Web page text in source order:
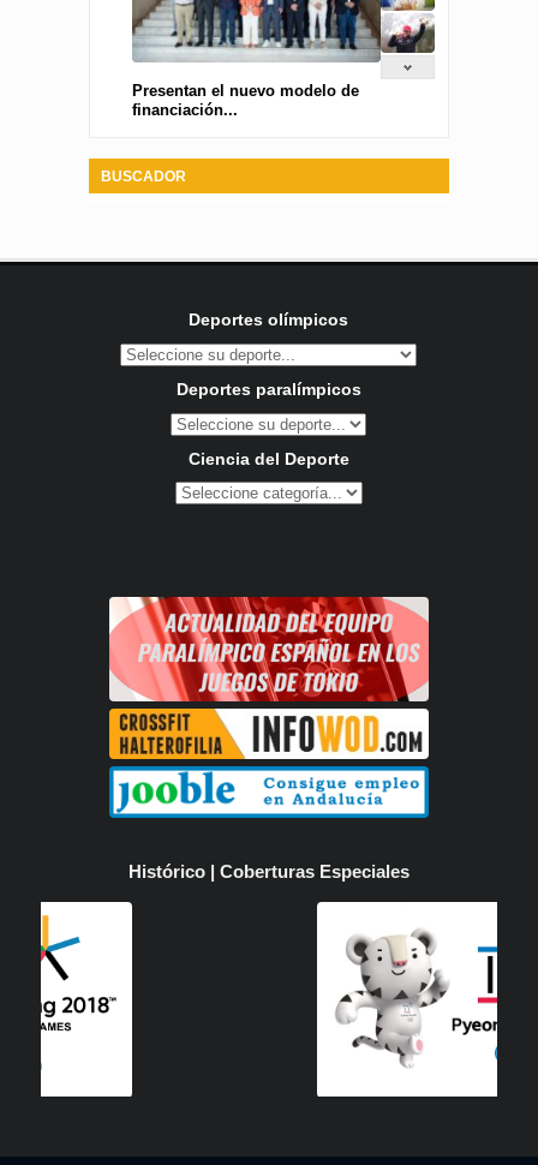
Presentan el nuevo modelo de
financiación...
BUSCADOR
Deportes olímpicos
Deportes paralímpicos
Ciencia del Deporte
Histórico | Coberturas Especiales